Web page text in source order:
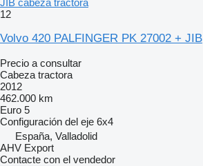
JIB cabeza tractora
12
Volvo 420 PALFINGER PK 27002 + JIB
Precio a consultar
Cabeza tractora
2012
462.000 km
Euro 5
Configuración del eje 6x4
España, Valladolid
AHV Export
Contacte con el vendedor